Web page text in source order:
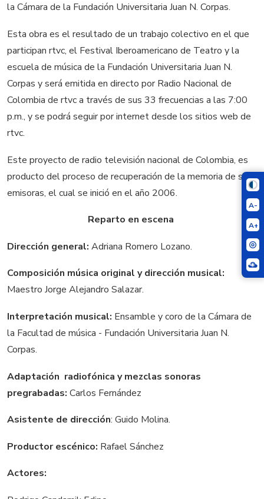
A-
A+
la Cámara de la Fundación Universitaria Juan N. Corpas.
Esta obra es el resultado de un trabajo colectivo en el que
participan rtvc, el Festival Iberoamericano de Teatro y la
escuela de música de la Fundación Universitaria Juan N.
Corpas y será emitida en directo por Radio Nacional de
Colombia de rtvc a través de sus 33 frecuencias a las 7:00
p.m., y se podrá seguir por internet desde los sitios web de
rtvc.
Este proyecto de radio televisión nacional de Colombia, es
producto del proceso de recuperación de la memoria de sus
emisoras, el cual se inició en el año 2006.
Reparto en escena
Dirección general: Adriana Romero Lozano.
Composición música original y dirección musical:
Maestro Jorge Alejandro Salazar.
Interpretación musical: Ensamble y coro de la Cámara de
la Facultad de música - Fundación Universitaria Juan N.
Corpas.
Adaptación radiofónica y mezclas sonoras
pregrabadas: Carlos Fernández
Asistente de dirección: Guido Molina.
Productor escénico: Rafael Sánchez
Actores: